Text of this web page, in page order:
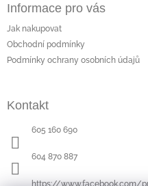
Informace pro vás
Jak nakupovat
Obchodní podmínky
Podmínky ochrany osobních údajů
Kontakt
605 160 690
604 870 887
https://www.facebook.com/